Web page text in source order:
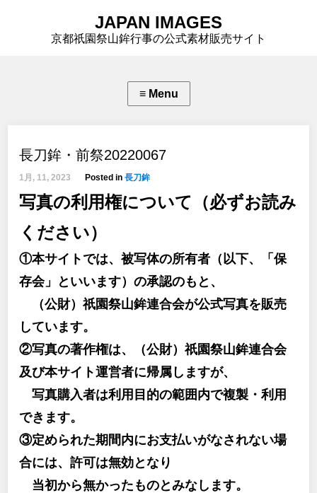
JAPAN IMAGES
京都祇園祭山鉾行事の公式素材販売サイト
長刀鉾・前祭20220067
1月, 11, 2023 Posted in長刀鉾
写真の利用権について（必ずお読み
ください）
①本サイトでは、被写体の所有者（以下、「保
存会」といいます）の承認のもと、
（公財）祇園祭山鉾連合会が公式写真を販売
しています。
②写真の著作権は、（公財）祇園祭山鉾連合会
及び本サイト運営者に帰属しますが、
写真購入者は利用目的の範囲内で複製・利用
できます。
③定められた期間内にお支払いがなされない場
合には、許可は無効となり
当初から無かったものとみなします。